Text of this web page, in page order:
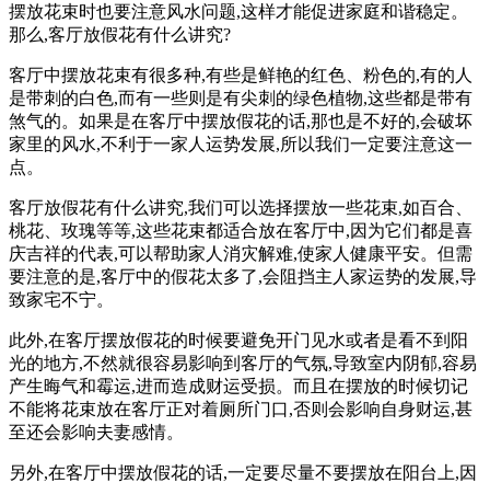
摆放花束时也要注意风水问题,这样才能促进家庭和谐稳定。
那么,客厅放假花有什么讲究?
客厅中摆放花束有很多种,有些是鲜艳的红色、粉色的,有的人
是带刺的白色,而有一些则是有尖刺的绿色植物,这些都是带有
煞气的。如果是在客厅中摆放假花的话,那也是不好的,会破坏
家里的风水,不利于一家人运势发展,所以我们一定要注意这一
点。
客厅放假花有什么讲究,我们可以选择摆放一些花束,如百合、
桃花、玫瑰等等,这些花束都适合放在客厅中,因为它们都是喜
庆吉祥的代表,可以帮助家人消灾解难,使家人健康平安。但需
要注意的是,客厅中的假花太多了,会阻挡主人家运势的发展,导
致家宅不宁。
此外,在客厅摆放假花的时候要避免开门见水或者是看不到阳
光的地方,不然就很容易影响到客厅的气氛,导致室内阴郁,容易
产生晦气和霉运,进而造成财运受损。而且在摆放的时候切记
不能将花束放在客厅正对着厕所门口,否则会影响自身财运,甚
至还会影响夫妻感情。
另外,在客厅中摆放假花的话,一定要尽量不要摆放在阳台上,因